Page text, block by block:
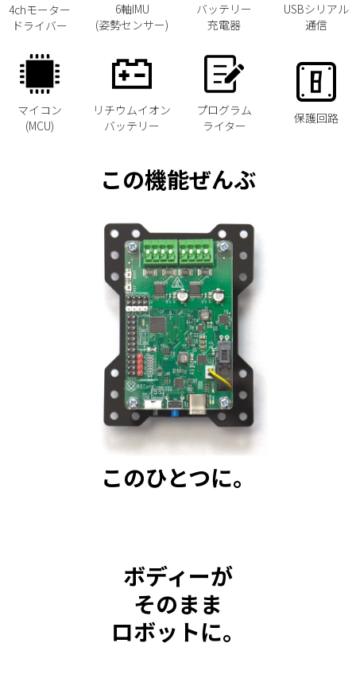
4chモーター
ドライバー
マイコン
(MCU)
6軸IMU
(姿勢センサー)
リチウムイオン
バッテリー
バッテリー
充電器
プログラム
ライター
USBシリアル
通信
保護回路
この機能ぜんぶ
このひとつに。
ボディーが
そのまま
ロボットに。